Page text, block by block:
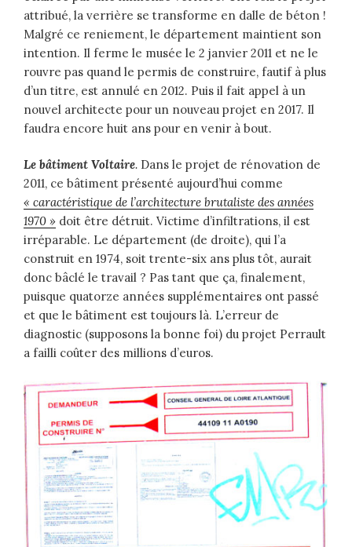
attribué, la verrière se transforme en dalle de béton !
Malgré ce reniement, le département maintient son
intention. Il ferme le musée le 2 janvier 2011 et ne le
rouvre pas quand le permis de construire, fautif à plus
d’un titre, est annulé en 2012. Puis il fait appel à un
nouvel architecte pour un nouveau projet en 2017. Il
faudra encore huit ans pour en venir à bout.
Le bâtiment Voltaire. Dans le projet de rénovation de
2011, ce bâtiment présenté aujourd’hui comme
« caractéristique de l’architecture brutaliste des années
1970 » doit être détruit. Victime d’infiltrations, il est
irréparable. Le département (de droite), qui l’a
construit en 1974, soit trente-six ans plus tôt, aurait
donc bâclé le travail ? Pas tant que ça, finalement,
puisque quatorze années supplémentaires ont passé
et que le bâtiment est toujours là. L’erreur de
diagnostic (supposons la bonne foi) du projet Perrault
a failli coûter des millions d’euros.